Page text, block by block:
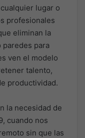
lugar o
profesionales
eliminan la
paredes para
ven el modelo
talento,
productividad.
la necesidad de
cuando nos
sin que las